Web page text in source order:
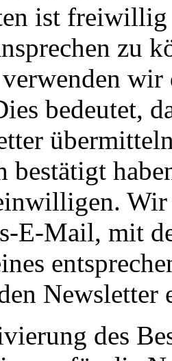
ist
zu
bedeutet,
bestätigt
E-Mail, mit
Newsletter
des